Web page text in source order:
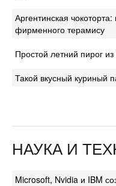
Аргентинская
фирменного терамису
Простой летний пирог из
Такой вкусный куриный
НАУКА И
Microsoft, Nvidia и IBM